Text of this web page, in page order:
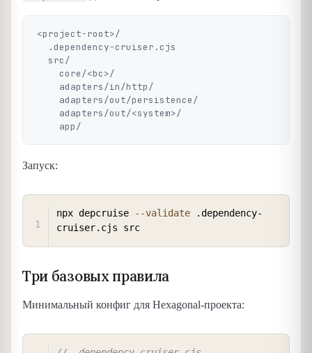
<project-root>/
Запуск:
npx depcruise --validate .dependency-
Три базовых правила
Минимальный конфиг для Hexagonal-проекта: